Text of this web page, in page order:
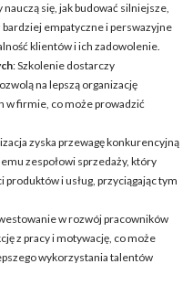
nauczą się, jak budować silniejsze,
empatyczne i perswazyjne
klientów i ich zadowolenie.
: Szkolenie dostarczy
na lepszą organizację
w firmie, co może prowadzić
zyska przewagę konkurencyjną
zespołowi sprzedaży, który
i usług, przyciągając tym
w rozwój pracowników
z pracy i motywację, co może
wykorzystania talentów